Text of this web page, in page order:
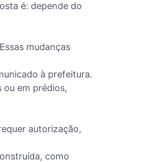
é: depende do
mudanças
à prefeitura.
ou em prédios,
autorização,
como